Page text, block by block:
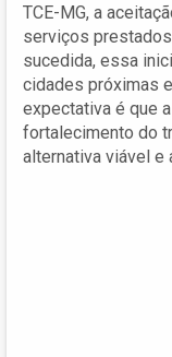
TCE-MG, a
serviços
sucedida, essa
cidades próximas
expectativa é que
fortalecimento do
alternativa viável e